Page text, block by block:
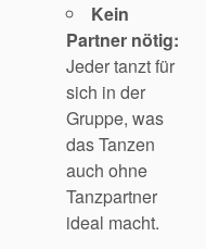
Kein
Partner nötig:
Jeder tanzt für
sich in der
Gruppe, was
das Tanzen
auch ohne
Tanzpartner
ideal macht.